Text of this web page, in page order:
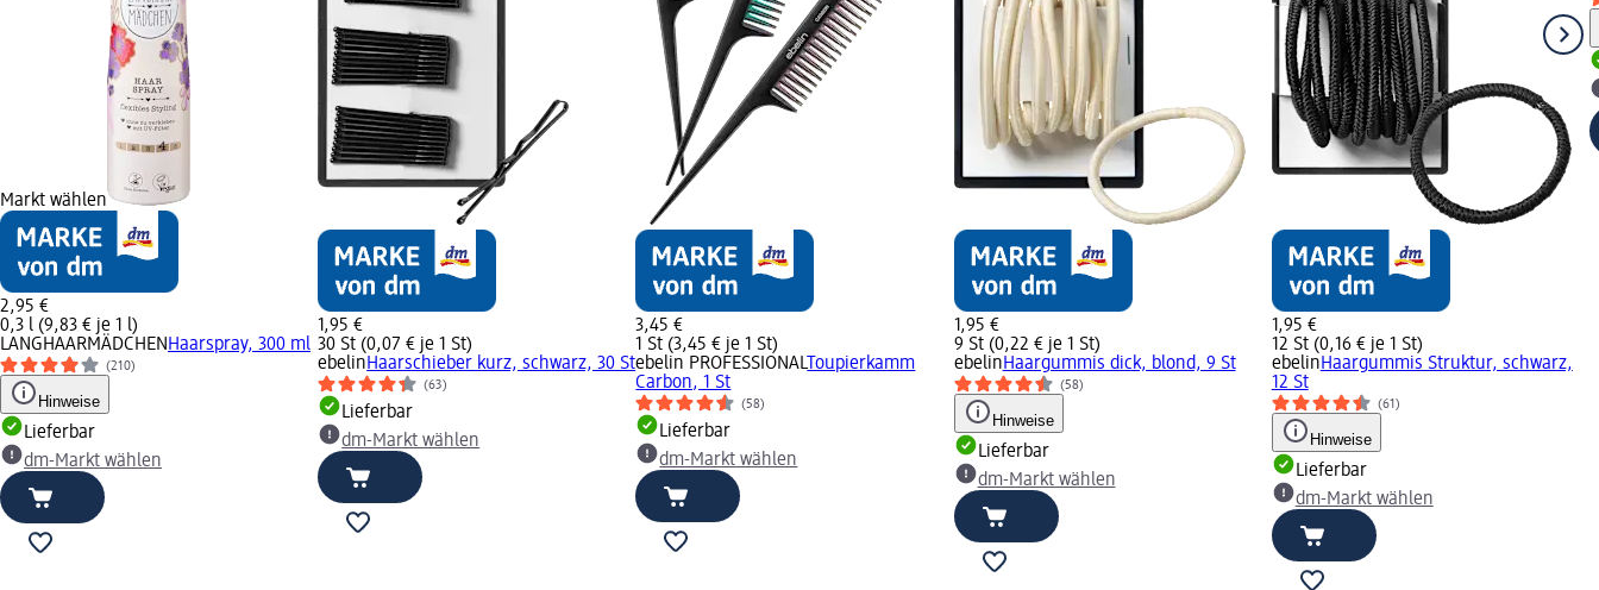
Markt wählen
2,95 €
0,3 l (9,83 € je 1 l)
LANGHAARMÄDCHEN Haarspray, 300 ml
(210)
Hinweise
Lieferbar
dm-Markt wählen
1,95 €
30 St (0,07 € je 1 St)
ebelinHaarschieber kurz, schwarz, 30 St
(63)
Lieferbar
dm-Markt wählen
3,45 €
1 St (3,45 € je 1 St)
ebelin PROFESSIONALToupierkamm
Carbon, 1 St
(58)
Lieferbar
dm-Markt wählen
1,95 €
9 St (0,22 € je 1 St)
ebelinHaargummis dick, blond, 9 St
(58)
Hinweise
Lieferbar
dm-Markt wählen
1,95 €
12 St (0,16 € je 1 St)
ebelinHaargummis Struktur, schwarz,
12 St
(61)
Hinweise
Lieferbar
dm-Markt wählen